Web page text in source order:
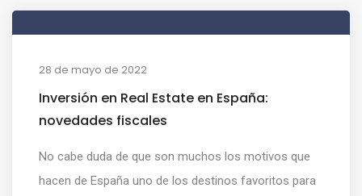
28 de mayo de 2022
Inversión en Real Estate en España:
novedades fiscales
No cabe duda de que son muchos los motivos que
hacen de España uno de los destinos favoritos para